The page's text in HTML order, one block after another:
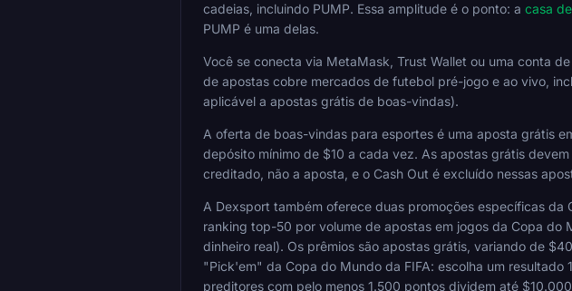
cadeias, incluindo PUMP. Essa amplitude é o ponto: a casa
PUMP é uma delas.
Você se conecta via MetaMask, Trust Wallet ou uma conta
de apostas cobre mercados de futebol pré-jogo e ao vivo,
aplicável a apostas grátis de boas-vindas).
A oferta de boas-vindas para esportes é uma aposta grátis
depósito mínimo de $10 a cada vez. As apostas grátis
creditado, não a aposta, e o Cash Out é excluído nessas
A Dexsport também oferece duas promoções específicas
ranking top-50 por volume de apostas em jogos da Copa do
dinheiro real). Os prêmios são apostas grátis, variando de
"Pick'em" da Copa do Mundo da FIFA: escolha um
preditores com pelo menos 1.500 pontos dividem até